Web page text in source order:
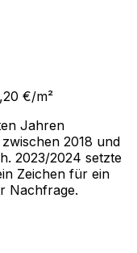
€/m²
Jahren
2018 und
2023/2024 setzte
Zeichen für ein
Nachfrage.